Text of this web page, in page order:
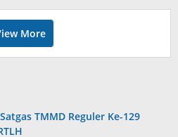
More
TMMD Reguler Ke-129